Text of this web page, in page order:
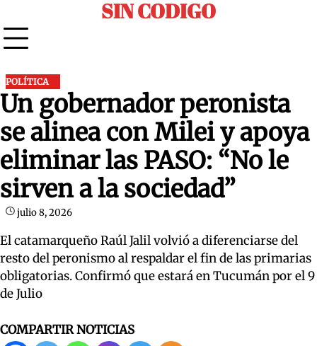
to
content
SIN CODIGO
POLÍTICA
Un gobernador peronista
se alinea con Milei y apoya
eliminar las PASO: “No le
sirven a la sociedad”
julio 8, 2026
El catamarqueño Raúl Jalil volvió a diferenciarse del
resto del peronismo al respaldar el fin de las primarias
obligatorias. Confirmó que estará en Tucumán por el 9
de Julio
COMPARTIR NOTICIAS